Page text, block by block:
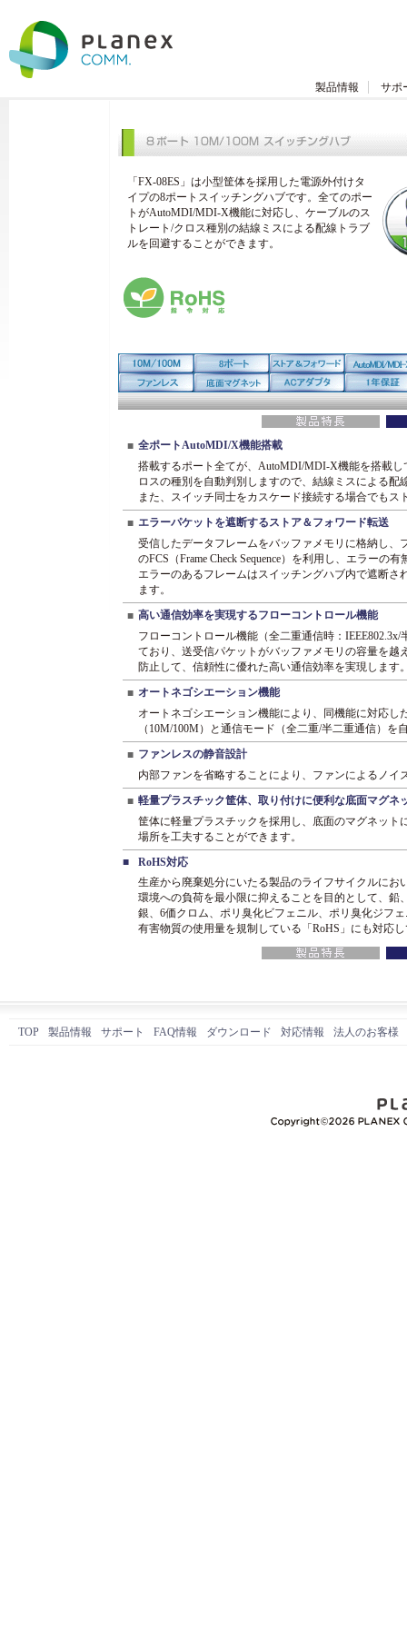
製品情報 サポ
「FX-08ES」は小型筐体を採用した電源外付けタ
イプの8ポートスイッチングハブです。全てのポー
トがAutoMDI/MDI-X機能に対応し、ケーブルのス
トレート/クロス種別の結線ミスによる配線トラブ
ルを回避することができます。
■ 全ポートAutoMDI/X機能搭載
搭載するポート全てが、AutoMDI/MDI-X機能を搭載
ロスの種別を自動判別しますので、結線ミスによる
また、スイッチ同士をカスケード接続する場合でも
■ エラーパケットを遮断するストア＆フォワード転送
受信したデータフレームをバッファメモリに格納し
のFCS（Frame Check Sequence）を利用し、エラーの
エラーのあるフレームはスイッチングハブ内で遮断
ます。
■ 高い通信効率を実現するフローコントロール機能
フローコントロール機能（全二重通信時：
ており、送受信パケットがバッファメモリの容量を
防止して、信頼性に優れた高い通信効率を実現します
■ オートネゴシエーション機能
オートネゴシエーション機能により、同機能に対応し
（10M/100M）と通信モード（全二重/半二重通信）
■ ファンレスの静音設計
内部ファンを省略することにより、ファンによるノイ
■ 軽量プラスチック筐体、取り付けに便利な底面マグネ
筐体に軽量プラスチックを採用し、底面のマグネッ
場所を工夫することができます。
■
RoHS対応
生産から廃棄処分にいたる製品のライフサイクルにお
環境への負荷を最小限に抑えることを目的として、鉛
銀、6価クロム、ポリ臭化ビフェニル、ポリ臭化ジフ
有害物質の使用量を規制している「RoHS」にも対応
TOP 製品情報 サポート FAQ情報 ダウンロード 対応情報 法人のお客様